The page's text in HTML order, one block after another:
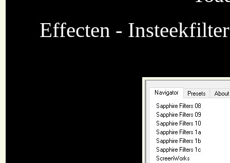
Effecten -